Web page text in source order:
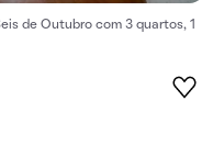
de Outubro com 3 quartos, 1